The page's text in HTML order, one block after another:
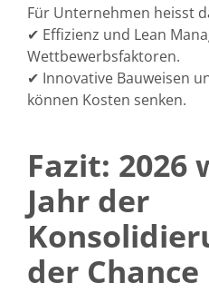
Für Unternehmen heisst
✔ Effizienz und Lean
Wettbewerbsfaktoren.
✔ Innovative Bauweisen
können Kosten senken.
Fazit: 2026
Jahr der
der Chance